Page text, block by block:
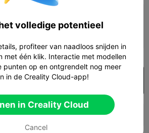
Openen in Creality Cloud
156 164  1
volledige potentieel
profiteer van naadloos snijden in
met één klik. Interactie met modellen
punten op en ontgrendelt nog meer
in de Creality Cloud-app!
in Creality Cloud
Cancel